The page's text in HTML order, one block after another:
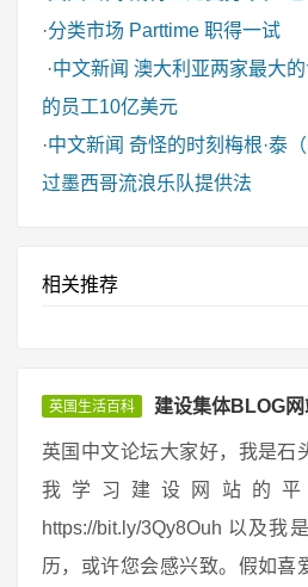
·分类市场 Parttime 职得一试
·中文新闻 澳大利亚两家最大
的员工10亿美元
·中文新闻 奇怪的时刻梅根·泰
过墨西哥流浪乐队提供法
相关推荐
英国生活百科 建设集体BLOG
英国中文论坛大家好，我是石
我学习建设网站的平台
https://bit.ly/3Qy8Ouh 以及我
历，或许您会感兴致。假如喜